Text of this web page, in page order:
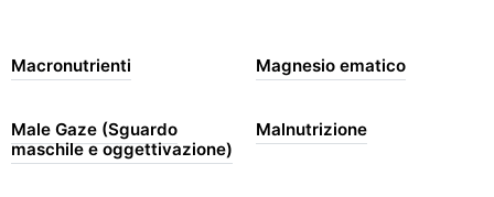
Macronutrienti Magnesio ematico
Male Gaze (Sguardo
maschile e oggettivazione)
Malnutrizione